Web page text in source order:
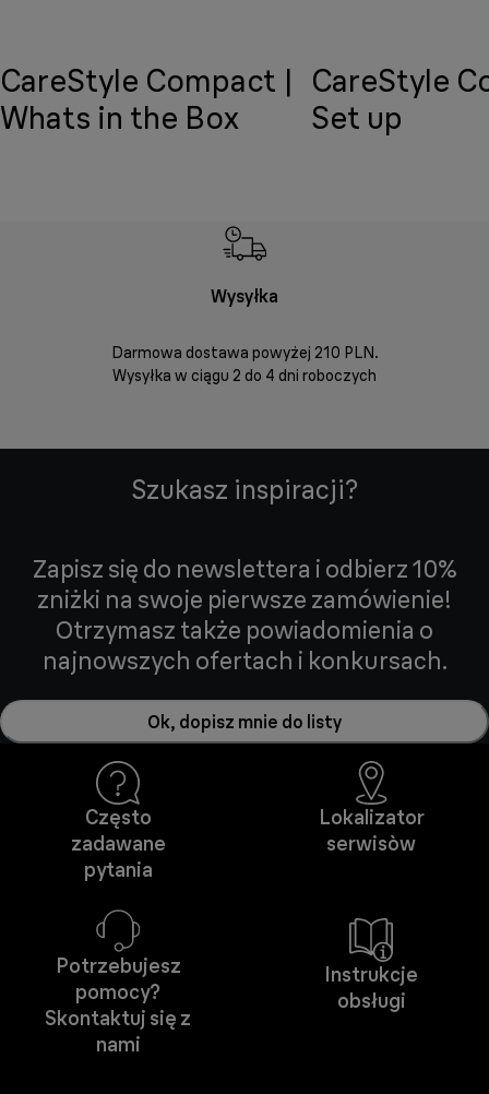
CareStyle Compact |
Whats in the Box
CareStyle
Set up
Wysyłka
Darmowa dostawa powyżej 210 PLN.
Wysyłka w ciągu 2 do 4 dni roboczych
Szukasz inspiracji?
Zapisz się do newslettera i odbierz 10%
zniżki na swoje pierwsze zamówienie!
Otrzymasz także powiadomienia o
najnowszych ofertach i konkursach.
Ok, dopisz mnie do listy
Często
zadawane
pytania
Lokalizator
serwisòw
Potrzebujesz
pomocy?
Skontaktuj się z
nami
Instrukcje
obsługi